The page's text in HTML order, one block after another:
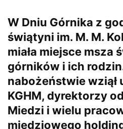
W Dniu Górnika z
świątyni im. M. M.
miała miejsce msza
górników i ich
nabożeństwie wziął
KGHM, dyrektorzy
Miedzi i wielu
miedziowego